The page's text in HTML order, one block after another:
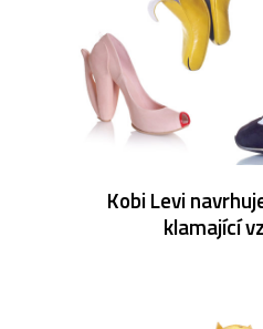
Kobi Levi
klamající